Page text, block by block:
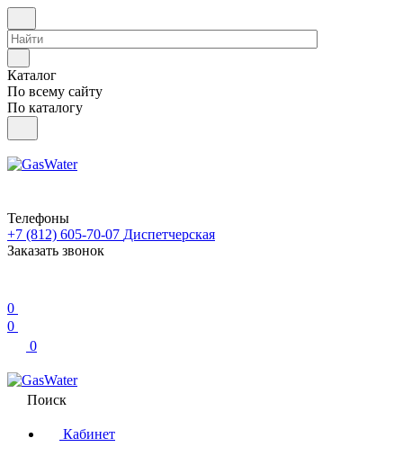
Каталог
По всему сайту
По каталогу
Телефоны
+7 (812) 605-70-07 Диспетчерская
Заказать звонок
0
0
0
Поиск
Кабинет